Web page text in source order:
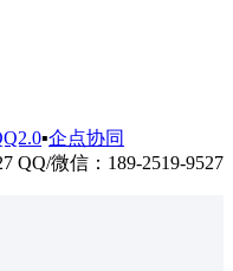
▪企点协同
QQ/微信：189-2519-9527